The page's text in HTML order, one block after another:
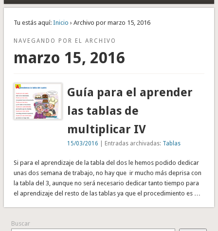
Tu estás aquí: Inicio › Archivo por marzo 15, 2016
NAVEGANDO POR EL ARCHIVO
marzo 15, 2016
Guía para el aprender
las tablas de
multiplicar IV
15/03/2016 | Entradas archivadas: Tablas
Si para el aprendizaje de la tabla del dos le hemos podido dedicar
unas dos semana de trabajo, no hay que ir mucho más deprisa con
la tabla del 3, aunque no será necesario dedicar tanto tiempo para
el aprendizaje del resto de las tablas ya que el procedimiento es …
Buscar